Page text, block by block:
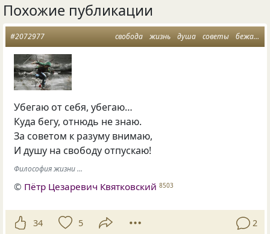
Похожие публикации
свобода жизнь душа советы бежать от себя
#2072977
Убегаю от себя, убегаю…
Куда бегу, отнюдь не знаю.
За советом к разуму внимаю,
И душу на свободу отпускаю!
Философия жизни ...
© Пётр Цезаревич Квятковский 8503
34 5 2